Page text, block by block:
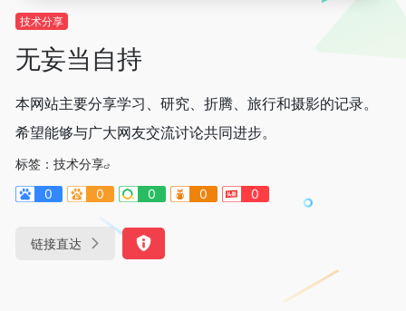
技术分享
无妄当自持
本网站主要分享学习、研究、折腾、旅行和摄影的记录。
希望能够与广大网友交流讨论共同进步。
标签： 技术分享
0
0 0 0 0
链接直达